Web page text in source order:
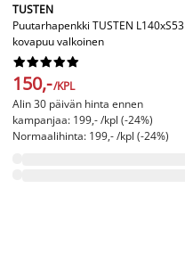
TUSTEN
Puutarhapenkki TUSTEN L140xS53
kovapuu valkoinen






150,-/KPL
Alin 30 päivän hinta ennen
kampanjaa: 199,- /kpl (-24%)
Normaalihinta: 199,- /kpl (-24%)